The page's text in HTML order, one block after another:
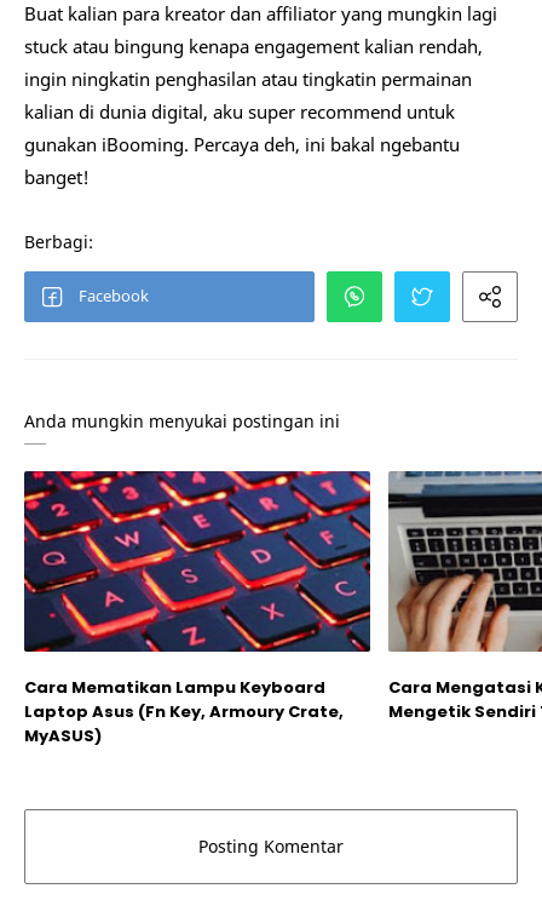
Buat kalian para kreator dan affiliator yang mungkin lagi
stuck atau bingung kenapa engagement kalian rendah,
ingin ningkatin penghasilan atau tingkatin permainan
kalian di dunia digital, aku super recommend untuk
gunakan iBooming. Percaya deh, ini bakal ngebantu
banget!
Anda mungkin menyukai postingan ini
Cara Mematikan Lampu Keyboard
Laptop Asus (Fn Key, Armoury Crate,
MyASUS)
Cara Mengatasi
Mengetik Sendiri